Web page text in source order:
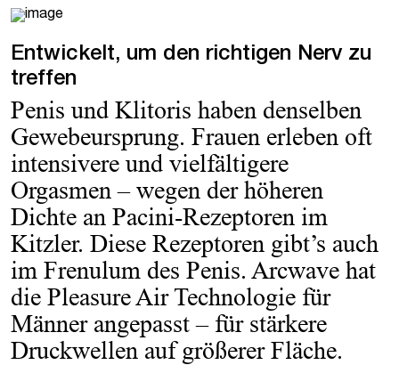
Entwickelt, um den richtigen Nerv zu
treffen
Penis und Klitoris haben denselben
Gewebeursprung. Frauen erleben oft
intensivere und vielfältigere
Orgasmen – wegen der höheren
Dichte an Pacini-Rezeptoren im
Kitzler. Diese Rezeptoren gibt’s auch
im Frenulum des Penis. Arcwave hat
die Pleasure Air Technologie für
Männer angepasst – für stärkere
Druckwellen auf größerer Fläche.